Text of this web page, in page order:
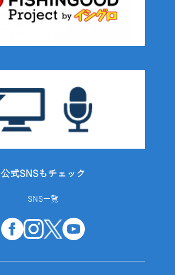
公式SNSもチェック
SNS一覧